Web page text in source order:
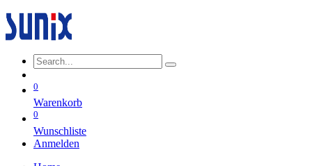
0
Warenkorb
0
Wunschliste
Anmelden